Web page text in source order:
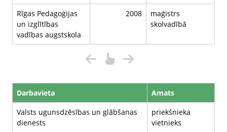
Rīgas Pedagoģijas
un izglītības
vadības augstskola
2008
maģistrs
skolvadībā
Darbavieta
Amats
Valsts ugunsdzēsības un glābšanas
dienests
priekšnieka
vietnieks